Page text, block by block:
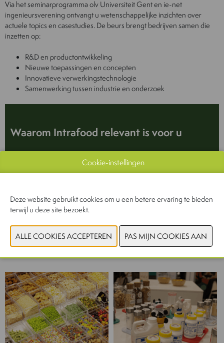
Via het seminarprogramma olv Universiteit Gent en ie-net
ingenieursverening ontvangt u wetenschappelijke inzichten over
actuele topics en casestudies. De beurs brengt bedrijven samen die
inzetten op:
R&D en productontwikkeling
Nieuwe toepassingen en concepten
Innovatieve verwerkingstechnologie
Samenwerking tussen industrie en onderzoek
Waarom Intrafood relevant is voor u
Of u nu werkt aan optimalisatie of innovatie, op Intrafood vindt u in 2
de juiste leveranciers
de nieuwste ingrediënten en oplossingen
de meest recente inzichten van experten
>> Efficiënt, gericht en inspirerend.
Cookie-instellingen
Deze website gebruikt cookies om u een betere ervaring te bieden
terwijl u deze site bezoekt.